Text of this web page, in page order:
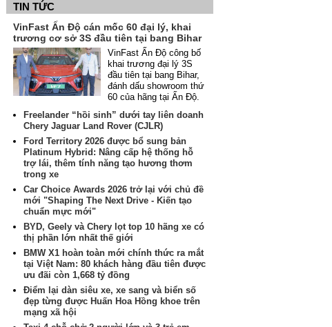
TIN TỨC
VinFast Ấn Độ cán mốc 60 đại lý, khai
trương cơ sở 3S đầu tiên tại bang Bihar
VinFast Ấn Độ công bố
khai trương đại lý 3S
đầu tiên tại bang Bihar,
đánh dấu showroom thứ
60 của hãng tại Ấn Độ.
Freelander “hồi sinh” dưới tay liên doanh
Chery Jaguar Land Rover (CJLR)
Ford Territory 2026 được bổ sung bản
Platinum Hybrid: Nâng cấp hệ thống hỗ
trợ lái, thêm tính năng tạo hương thơm
trong xe
Car Choice Awards 2026 trở lại với chủ đề
mới "Shaping The Next Drive - Kiến tạo
chuẩn mực mới"
BYD, Geely và Chery lọt top 10 hãng xe có
thị phần lớn nhất thế giới
BMW X1 hoàn toàn mới chính thức ra mắt
tại Việt Nam: 80 khách hàng đầu tiên được
ưu đãi còn 1,668 tỷ đồng
Điểm lại dàn siêu xe, xe sang và biển số
đẹp từng được Huấn Hoa Hồng khoe trên
mạng xã hội